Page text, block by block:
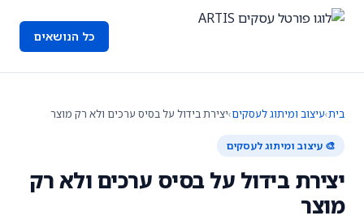
כל הנושאים
בית›עיצוב ומיתוג לעסקים›יצירת בידול על בסיס ערכים ולא רק מוצר
🎨 עיצוב ומיתוג לעסקים
יצירת בידול על בסיס ערכים ולא רק
מוצר